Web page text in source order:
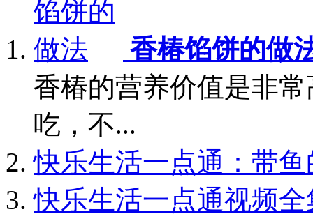
香椿馅饼的做
香椿的营养价值是非
吃，不...
快乐生活一点通：带
快乐生活一点通视频